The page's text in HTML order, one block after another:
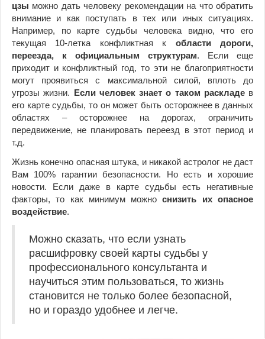
цзы можно дать человеку рекомендации на что обратить
внимание и как поступать в тех или иных ситуациях.
Например, по карте судьбы человека видно, что его
текущая 10-летка конфликтная к области дороги,
переезда, к официальным структурам. Если еще
приходит и конфликтный год, то эти не благоприятности
могут проявиться с максимальной силой, вплоть до
угрозы жизни. Если человек знает о таком раскладев
его карте судьбы, то он может быть осторожнее в данных
областях – осторожнее на дорогах, ограничить
передвижение, не планировать переезд в этот период и
т.д.
Жизнь конечно опасная штука, и никакой астролог не даст
Вам 100% гарантии безопасности. Но есть и хорошие
новости. Если даже в карте судьбы есть негативные
факторы, то как минимум можноснизить их опасное
воздействие.
Можно сказать, что если узнать
расшифровку своей карты судьбы у
профессионального консультанта и
научиться этим пользоваться, то жизнь
становится не только более безопасной,
но и гораздо удобнее и легче.